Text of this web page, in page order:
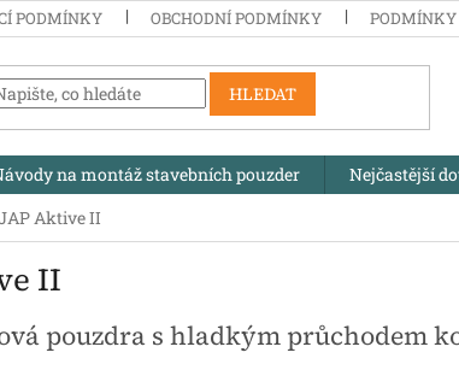
PODMÍNKY OBCHODNÍ PODMÍNKY PODMÍNKY
HLEDAT
na montáž stavebních pouzder Nejčastější
Aktive II
II
pouzdra s hladkým průchodem